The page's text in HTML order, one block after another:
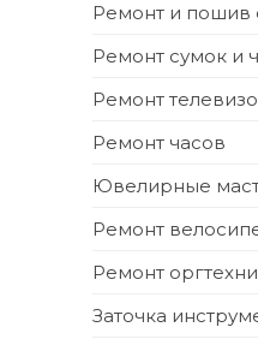
Ремонт и
Ремонт сумок и
Ремонт
Ремонт часов
Ювелирные
Ремонт
Ремонт
Заточка